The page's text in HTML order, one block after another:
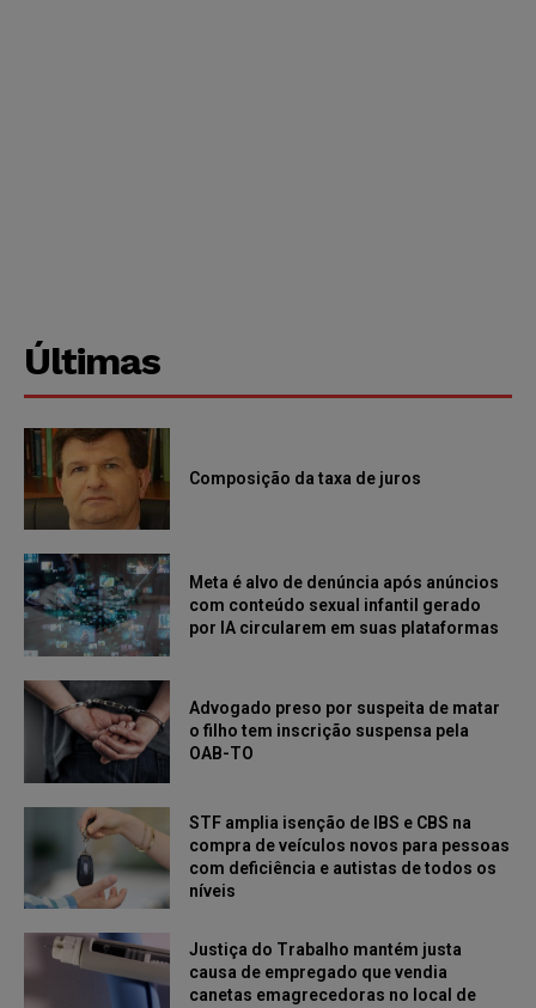
Últimas
Composição da taxa de juros
Meta é alvo de denúncia após anúncios
com conteúdo sexual infantil gerado
por IA circularem em suas plataformas
Advogado preso por suspeita de matar
o filho tem inscrição suspensa pela
OAB-TO
STF amplia isenção de IBS e CBS na
compra de veículos novos para pessoas
com deficiência e autistas de todos os
níveis
Justiça do Trabalho mantém justa
causa de empregado que vendia
canetas emagrecedoras no local de